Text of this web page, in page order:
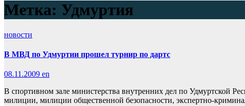
Метка: Удмуртия
новости
В МВД по Удмуртии прошел турнир по дартс
08.11.2009 en
В спортивном зале министерства внутренних дел по Удмуртской
милиции, милиции общественной безопасности, экспертно-